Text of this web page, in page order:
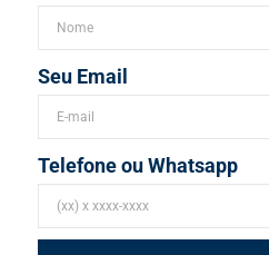
Seu Email
Telefone ou Whatsapp